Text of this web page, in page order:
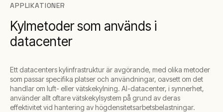
APPLIKATIONER
Kylmetoder som används i
datacenter
Ett datacenters kylinfrastruktur är avgörande, med olika metoder
som passar specifika platser och användningar, oavsett om det
handlar om luft- eller vätskekylning. AI-datacenter, i synnerhet,
använder allt oftare vätskekylsystem på grund av deras
effektivitet vid hantering av högdensitetsarbetsbelastningar.